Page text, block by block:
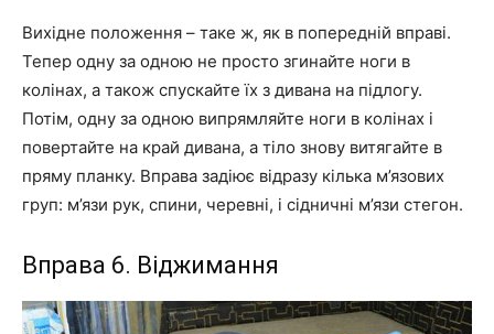
Вихідне положення – таке ж, як в попередній вправі.
Тепер одну за одною не просто згинайте ноги в
колінах, а також спускайте їх з дивана на підлогу.
Потім, одну за одною випрямляйте ноги в колінах і
повертайте на край дивана, а тіло знову витягайте в
пряму планку. Вправа задіює відразу кілька м’язових
груп: м’язи рук, спини, черевні, і сідничні м’язи стегон.
Вправа 6. Віджимання